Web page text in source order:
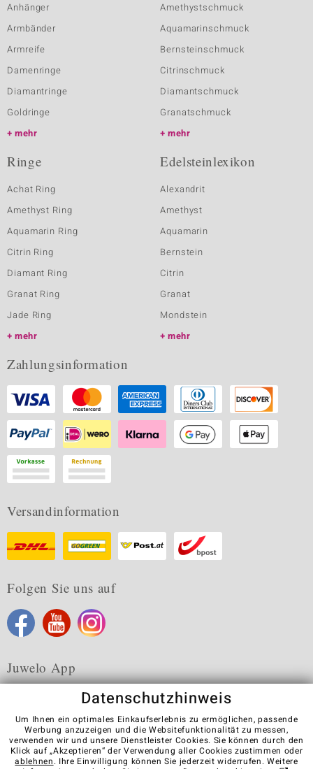
Anhänger
Armbänder
Armreife
Damenringe
Diamantringe
Goldringe
mehr
Amethystschmuck
Aquamarinschmuck
Bernsteinschmuck
Citrinschmuck
Diamantschmuck
Granatschmuck
mehr
Ringe
Achat Ring
Amethyst Ring
Aquamarin Ring
Citrin Ring
Diamant Ring
Granat Ring
Jade Ring
mehr
Edelsteinlexikon
Alexandrit
Amethyst
Aquamarin
Bernstein
Citrin
Granat
Mondstein
mehr
Zahlungsinformation
Versandinformation
Folgen Sie uns auf
Juwelo App
Karriere AGB Datenschutz Cookies
Impressum
Kontakt
Vertrag widerrufen
Datenschutzhinweis
Um Ihnen ein optimales Einkaufserlebnis zu ermöglichen, passende
Werbung anzuzeigen und die Websitefunktionalität zu messen,
verwenden wir und unsere Dienstleister Cookies. Sie können durch den
Klick auf „Akzeptieren“ der Verwendung aller Cookies zustimmen oder
ablehnen. Ihre Einwilligung können Sie jederzeit widerrufen. Weitere